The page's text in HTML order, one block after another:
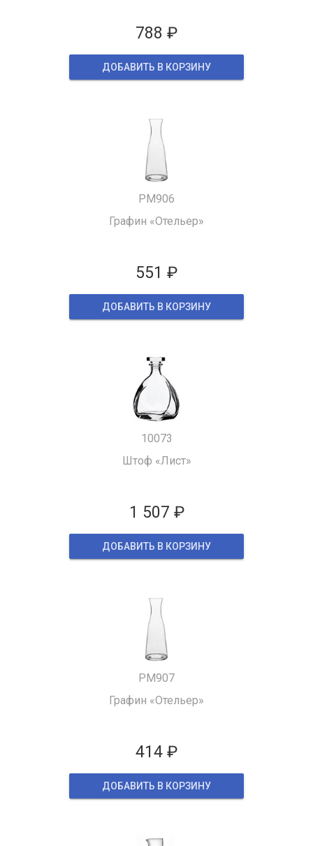
788 ₽
ДОБАВИТЬ В КОРЗИНУ
PM906
Графин «Отельер»
551 ₽
ДОБАВИТЬ В КОРЗИНУ
10073
Штоф «Лист»
1 507 ₽
ДОБАВИТЬ В КОРЗИНУ
PM907
Графин «Отельер»
414 ₽
ДОБАВИТЬ В КОРЗИНУ